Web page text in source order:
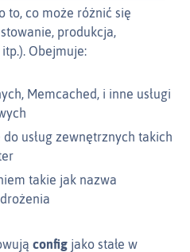
to, co może różnić się
produkcja,
Obejmuje:
Memcached, i inne usługi
usług zewnętrznych takich
takie jak nazwa
config jako stałe w